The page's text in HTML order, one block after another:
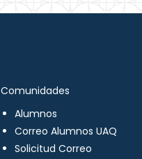
Comunidades
Alumnos
Correo Alumnos UAQ
Solicitud Correo